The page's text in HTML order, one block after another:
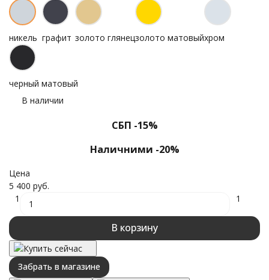
никель графит золото глянецзолото матовыйхром
черный матовый
В наличии
СБП -15%
Наличними -20%
Цена
5 400 руб.
1
1
В корзину
Купить сейчас
Забрать в магазине